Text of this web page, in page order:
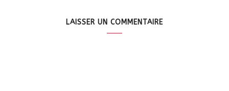
LAISSER UN COMMENTAIRE